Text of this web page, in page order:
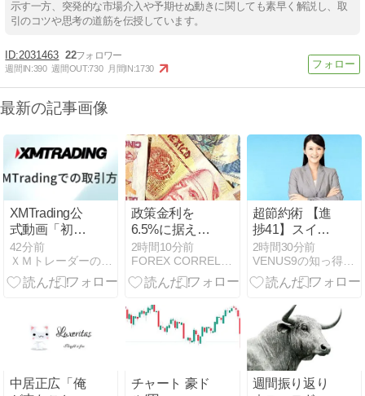
示す一方、突発的な市場介入や予期せぬ動きに関しても素早く解説し、取
引のコツや思考の道筋を伝授しています。
2031463 22
週間IN:390 週間OUT:730 月間IN:1730
最新の記事画像
XMTrading公
式動画「初め
ての取引を行
う方法」
42分前
ＸＭトレーダーの海外ＦＸブログ
政策金利を
6.5%に据え置
き メキシコペ
ソのスワップ
成績（8月2日
2時間10分前
超節約術 【進
捗41】スイン
グ・スワップ
攻略 トルコリ
ラ円＆メキシ
（
＆CHFTRY
2時間30分前
VENUS9の知っ得シリーズ 爆速サイト・超節約術・FX攻略
中居正広「俺
チャート 豪ド
週間振り返り